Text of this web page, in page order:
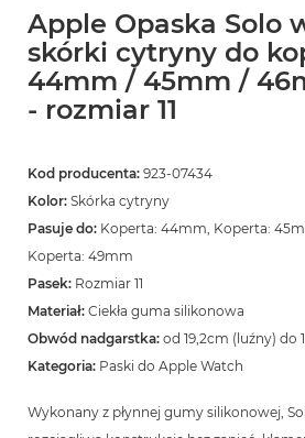
Apple Opaska Solo
skórki cytryny do
44mm / 45mm /
- rozmiar 11
Kod producenta: 923-07434
Kolor: Skórka cytryny
Pasuje do: Koperta: 44mm, Koperta:
Koperta: 49mm
Pasek: Rozmiar 11
Materiał: Ciekła guma silikonowa
Obwód nadgarstka: od 19,2cm (luźny) do
Kategoria: Paski do Apple Watch
Wykonany z płynnej gumy silikonowej,